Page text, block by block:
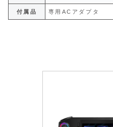
付属品 専用ACアダプタ